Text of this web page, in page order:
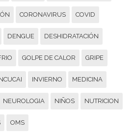
CORONAVIRUS COVID
DENGUE DESHIDRATACIÓN
GOLPE DE CALOR GRIPE
INVIERNO MEDICINA
NEUROLOGIA NIÑOS NUTRICION
OMS